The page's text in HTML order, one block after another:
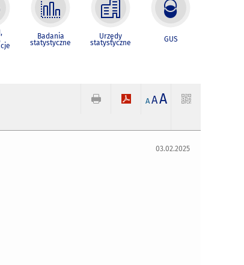
Badania
statystyczne
Urzędy
statystyczne GUS
A AA
03.02.2025